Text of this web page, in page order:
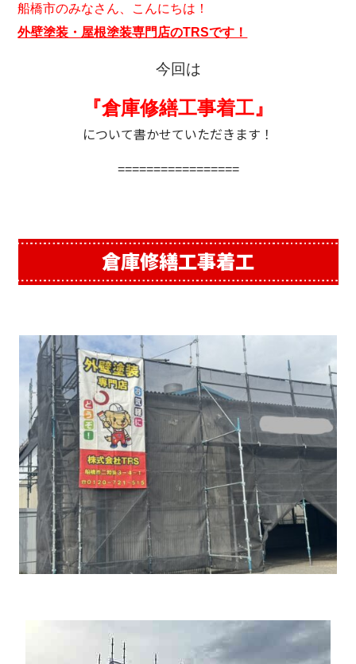
船橋市のみなさん、こんにちは！
外壁塗装・屋根塗装専門店のTRSです！
今回は
『倉庫修繕工事着工』
について書かせていただきます！
=================
倉庫修繕工事着工